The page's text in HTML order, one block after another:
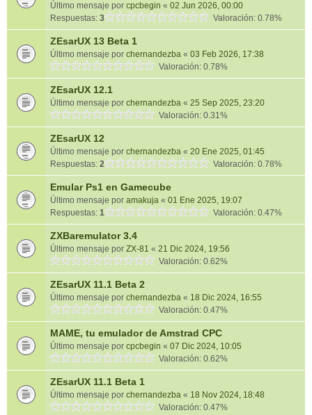
Último mensaje por cpcbegin « 02 Jun 2026, 00:00
Respuestas: 3 Valoración: 0.78%
ZEsarUX 13 Beta 1
Último mensaje por chernandezba « 03 Feb 2026, 17:38
Valoración: 0.78%
ZEsarUX 12.1
Último mensaje por chernandezba « 25 Sep 2025, 23:20
Valoración: 0.31%
ZEsarUX 12
Último mensaje por chernandezba « 20 Ene 2025, 01:45
Respuestas: 2 Valoración: 0.78%
Emular Ps1 en Gamecube
Último mensaje por amakuja « 01 Ene 2025, 19:07
Respuestas: 1 Valoración: 0.47%
ZXBaremulator 3.4
Último mensaje por ZX-81 « 21 Dic 2024, 19:56
Valoración: 0.62%
ZEsarUX 11.1 Beta 2
Último mensaje por chernandezba « 18 Dic 2024, 16:55
Valoración: 0.47%
MAME, tu emulador de Amstrad CPC
Último mensaje por cpcbegin « 07 Dic 2024, 10:05
Valoración: 0.62%
ZEsarUX 11.1 Beta 1
Último mensaje por chernandezba « 18 Nov 2024, 18:48
Valoración: 0.47%